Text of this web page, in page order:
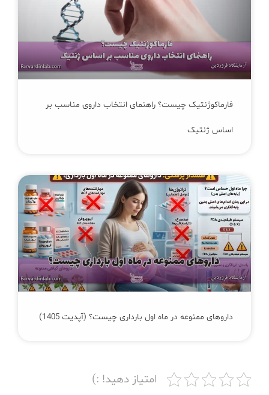
فارماکوژنتیک چیست؟ راهنمای انتخاب داروی مناسب بر
اساس ژنتیک
داروهای ممنوعه در ماه اول بارداری چیست؟ (آپدیت 1405)
امتیاز دهید! :)